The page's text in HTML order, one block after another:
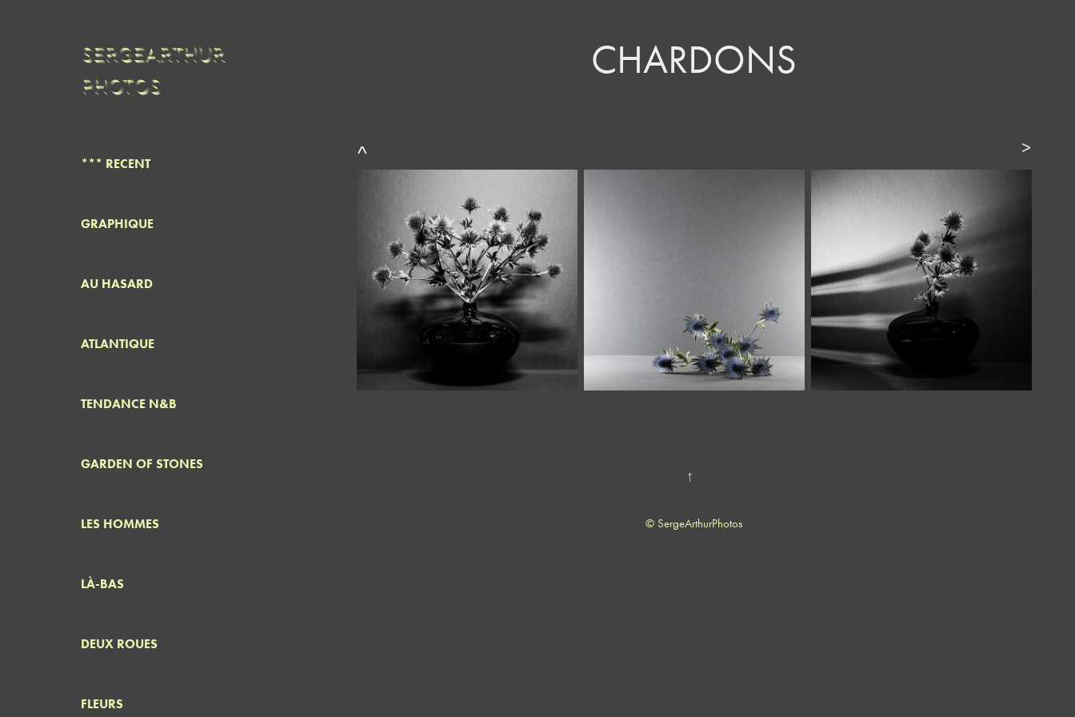
SERGEARTHUR
PHOTOS
*** RECENT
GRAPHIQUE
AU HASARD
ATLANTIQUE
TENDANCE N&B
GARDEN OF STONES
LES HOMMES
LÀ-BAS
DEUX ROUES
FLEURS
CHARDONS
^ >
↑
© SergeArthurPhotos